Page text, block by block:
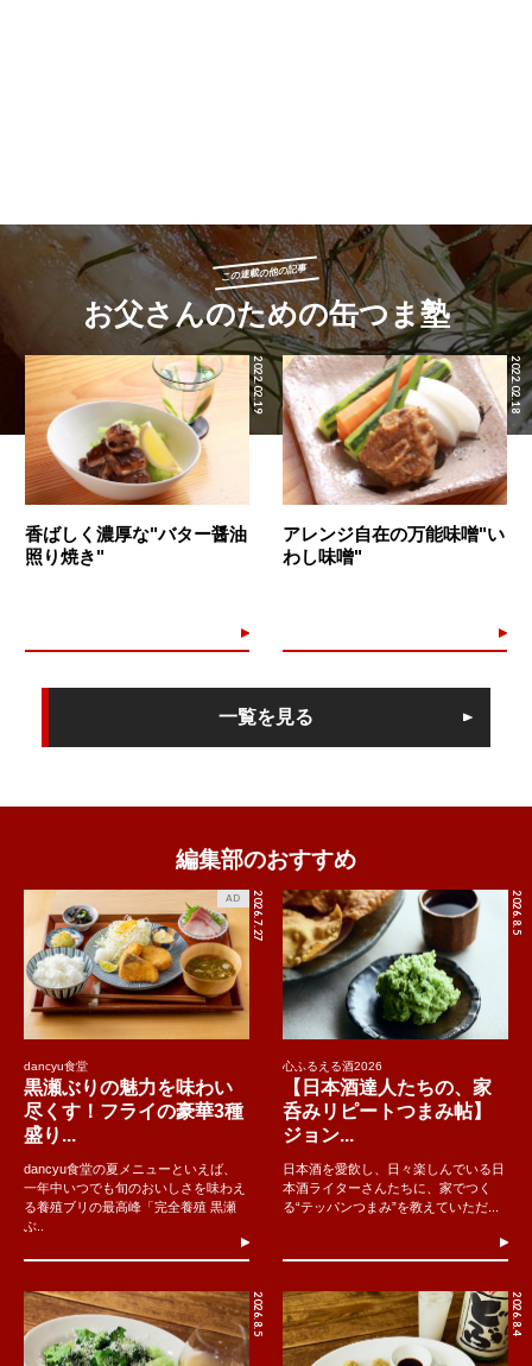
この連載の他の記事
お父さんのための缶つま塾
2022.02.19
香ばしく濃厚な"バター醤油
照り焼き"
2022.02.18
アレンジ自在の万能味噌"い
わし味噌"
一覧を見る
編集部のおすすめ
2026.7.27
AD
dancyu食堂
黒瀬ぶりの魅力を味わい
尽くす！フライの豪華3種
盛り...
dancyu食堂の夏メニューといえば、
一年中いつでも旬のおいしさを味わえ
る養殖ブリの最高峰「完全養殖 黒瀬
ぶ..
2026.8.5
心ふるえる酒2026
【日本酒達人たちの、家
呑みリピートつまみ帖】
ジョン...
日本酒を愛飲し、日々楽しんでいる日
本酒ライターさんたちに、家でつく
る“テッパンつまみ”を教えていただ...
2026.8.5 2026.8.4